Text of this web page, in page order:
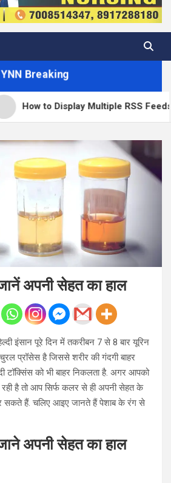
YNN Breaking
Multiple RSS Feeds on One Page in
अपनी सेहत का हाल
इंसान पूरे दिन में तकरीबन 7 से 8 बार यूरिन
प्रॉसेस है जिससे शरीर की गंदगी बाहर
को भी बाहर निकलता है. अगर आपको
है तो आप सिर्फ कलर से ही अपनी सेहत के
सकते हैं. चलिए आइए जानते हैं पेशाब के रंग से
अपनी सेहत का हाल